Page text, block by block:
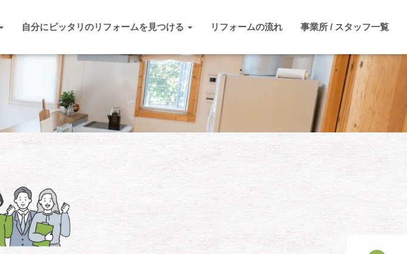
自分にピッタリのリフォームを見つける リフォームの流れ 事業所 / スタッフ一覧